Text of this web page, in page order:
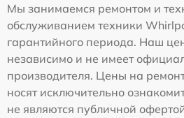
Мы занимаемся ремонтом и
обслуживанием техники
гарантийного периода. Наш
независимо и не имеет
производителя. Цены на
носят исключительно
не являются публичной